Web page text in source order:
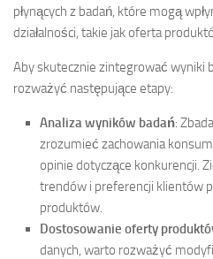
płynących z badań, które mogą
działalności, takie jak oferta
Aby skutecznie zintegrować wyniki
rozważyć następujące etapy:
Analiza wyników badań:
zrozumieć zachowania
opinie dotyczące konkurencji.
trendów i preferencji klientów
produktów.
Dostosowanie oferty
danych, warto rozważyć